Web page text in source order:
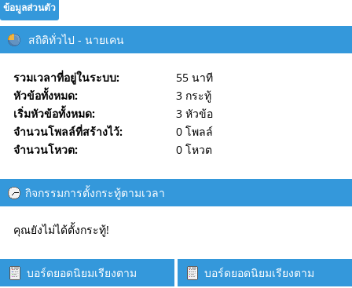
ข้อมูลส่วนตัว
สถิติทั่วไป - นายเคน
รวมเวลาที่อยู่ในระบบ:
55 นาที
หัวข้อทั้งหมด:
3 กระทู้
เริ่มหัวข้อทั้งหมด:
3 หัวข้อ
จำนวนโพลล์ที่สร้างไว้:
0 โพลล์
จำนวนโหวต:
0 โหวต
กิจกรรมการตั้งกระทู้ตามเวลา
คุณยังไม่ได้ตั้งกระทู้!
บอร์ดยอดนิยมเรียงตาม
บอร์ดยอดนิยมเรียงตาม